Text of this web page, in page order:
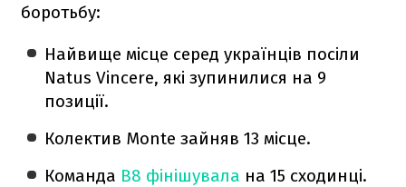
боротьбу:
Найвище місце серед українців посіли
Natus Vincere, які зупинилися на 9
позиції.
Колектив Monte зайняв 13 місце.
Команда B8 фінішувала на 15 сходинці.